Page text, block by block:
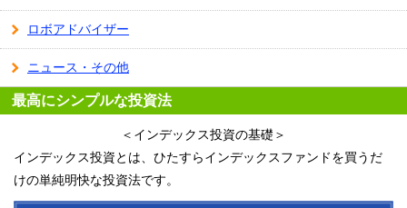
ロボアドバイザー
ニュース・その他
最高にシンプルな投資法
＜インデックス投資の基礎＞
インデックス投資とは、ひたすらインデックスファンドを買うだ
けの単純明快な投資法です。